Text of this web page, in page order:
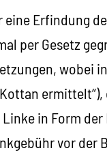
Erfindung
per Gesetz
wobei
in Form
vor der